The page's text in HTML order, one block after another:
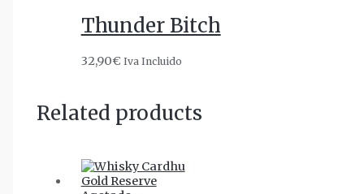
Thunder Bitch
32,90€ Iva Incluido
Related products